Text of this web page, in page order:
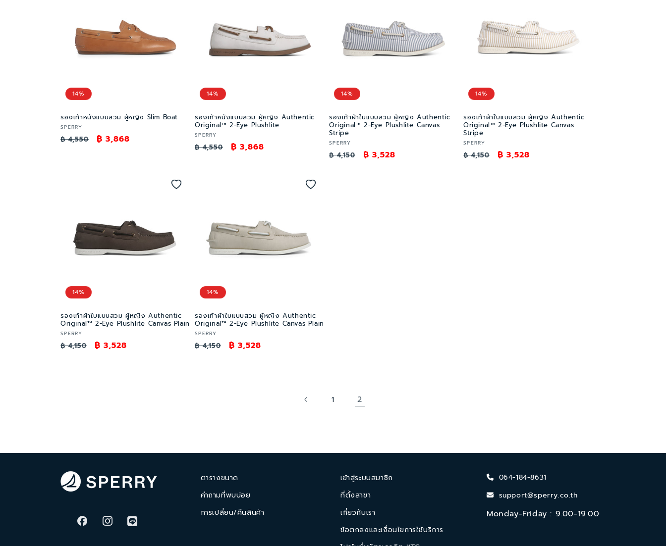
14%
รองเท้าหนังแบบสวม ผู้หญิง Slim Boat
เวน
เด
SPERRY
ราคา
฿ 4,550
ราคา
฿ 3,868
14%
รองเท้าหนังแบบสวม ผู้หญิง Authentic
Original™ 2-Eye Plushlite
เวน
เด
SPERRY
ราคา
฿ 4,550
ราคา
฿ 3,868
14%
รองเท้าผ้าใบแบบสวม ผู้หญิง Authentic
Original™ 2-Eye Plushlite Canvas
Stripe
เวน
เด
SPERRY
ราคา
฿ 4,150
ราคา
฿ 3,528
14%
รองเท้าผ้าใบแบบสวม ผู้หญิง Authentic
Original™ 2-Eye Plushlite Canvas
Stripe
เวน
เด
SPERRY
ราคา
฿ 4,150
ราคา
฿ 3,528
14%
รองเท้าผ้าใบแบบสวม ผู้หญิง Authentic
Original™ 2-Eye Plushlite Canvas Plain
เวน
เด
SPERRY
ราคา
฿ 4,150
ราคา
฿ 3,528
14%
รองเท้าผ้าใบแบบสวม ผู้หญิง Authentic
Original™ 2-Eye Plushlite Canvas Plain
เวน
เด
SPERRY
ราคา
฿ 4,150
ราคา
฿ 3,528
1 2
ตารางขนาด
คำถามที่พบบ่อย
การเปลี่ยน/คืนสินค้า
เข้าสู่ระบบสมาชิก
ที่ตั้งสาขา
เกี่ยวกับเรา
ข้อตกลงและเงื่อนไขการใช้บริการ
064-184-8631
support@sperry.co.th
Monday-Friday : 9.00-19.00